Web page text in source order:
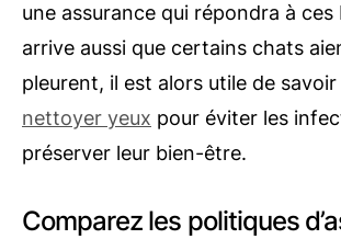
une assurance qui répondra à ces
arrive aussi que certains chats
pleurent, il est alors utile de savoir
nettoyer yeux pour éviter les
préserver leur bien-être.
Comparez les politiques